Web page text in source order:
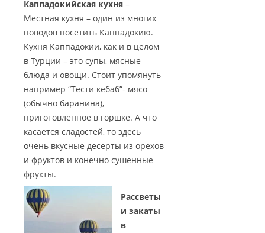
Каппадокийская кухня –
Местная кухня – один из многих
поводов посетить Каппадокию.
Кухня Каппадокии, как и в целом
в Турции – это супы, мясные
блюда и овощи. Стоит упомянуть
например “Тести кебаб”- мясо
(обычно баранина),
приготовленное в горшке. А что
касается сладостей, то здесь
очень вкусные десерты из орехов
и фруктов и конечно сушенные
фрукты.
Рассветы
и закаты
в